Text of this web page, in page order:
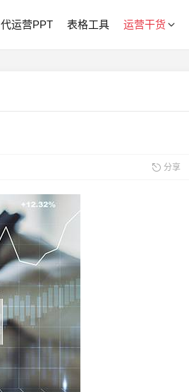
代运营PPT 表格工具 运营干货
分享